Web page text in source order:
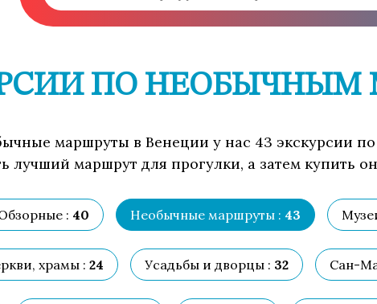
ПО НЕОБЫЧНЫМ
маршруты в Венеции у нас 43 экскурсии
лучший маршрут для прогулки, а затем купить
: 40 Необычные маршруты : 43
храмы : 24 Усадьбы и дворцы : 32 Сан-